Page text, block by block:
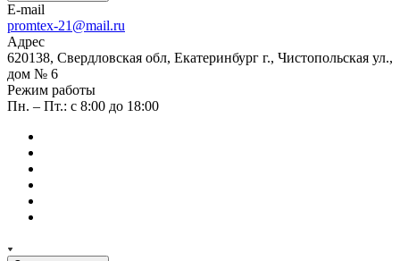
E-mail
promtex-21@mail.ru
Адрес
620138, Свердловская обл, Екатеринбург г., Чистопольская ул.,
дом № 6
Режим работы
Пн. – Пт.: с 8:00 до 18:00